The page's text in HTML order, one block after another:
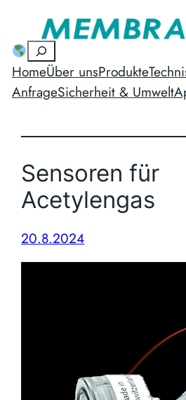
contentSuchen
HomeÜber unsProdukte
AnfrageSicherheit & Umwelt
Sensoren für
Acetylengas
20.8.2024